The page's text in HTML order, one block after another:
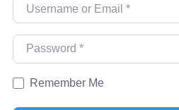
Password
Remember Me